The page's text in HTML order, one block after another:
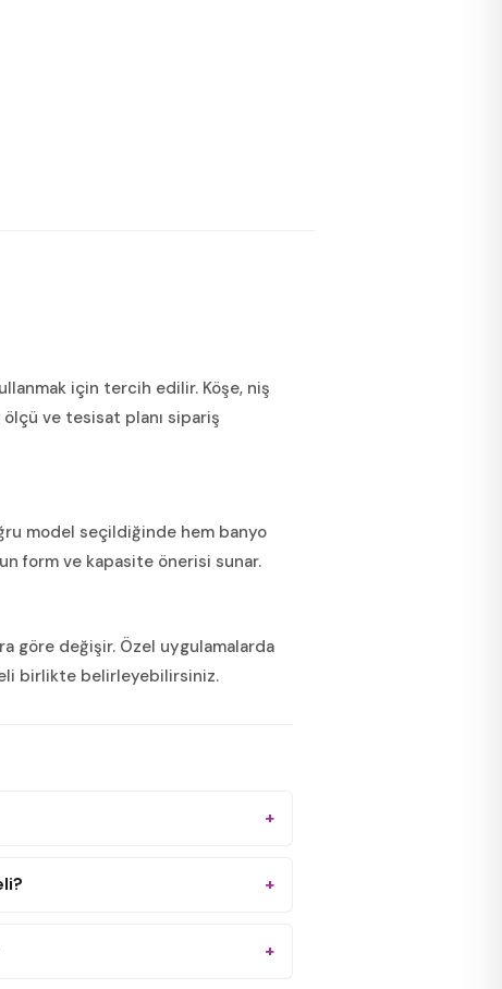
için tercih edilir. Köşe, niş
ve tesisat planı sipariş
model seçildiğinde hem banyo
form ve kapasite önerisi sunar.
göre değişir. Özel uygulamalarda
birlikte belirleyebilirsiniz.